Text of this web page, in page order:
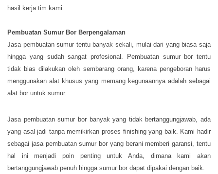
hasil kerja tim kami.
Pembuatan Sumur Bor Berpengalaman
Jasa pembuatan sumur tentu banyak sekali, mulai dari yang biasa saja
hingga yang sudah sangat profesional. Pembuatan sumur bor tentu
tidak bias dilakukan oleh sembarang orang, karena pengeboran harus
menggunakan alat khusus yang memang kegunaannya adalah sebagai
alat bor untuk sumur.
Jasa pembuatan sumur bor banyak yang tidak bertanggungjawab, ada
yang asal jadi tanpa memikirkan proses finishing yang baik. Kami hadir
sebagai jasa pembuatan sumur bor yang berani memberi garansi, tentu
hal ini menjadi poin penting untuk Anda, dimana kami akan
bertanggungjawab penuh hingga sumur bor dapat dipakai dengan baik.